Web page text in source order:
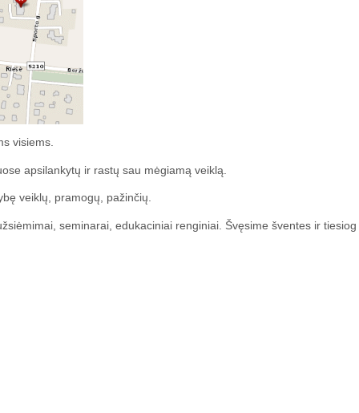
visiems.
apsilankytų ir rastų sau mėgiamą veiklą.
veiklų, pramogų, pažinčių.
seminarai, edukaciniai renginiai. Švęsime šventes ir tiesiog